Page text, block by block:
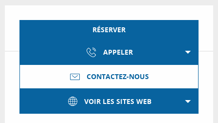
RÉSERVER
APPELER
CONTACTEZ-NOUS
VOIR LES SITES WEB